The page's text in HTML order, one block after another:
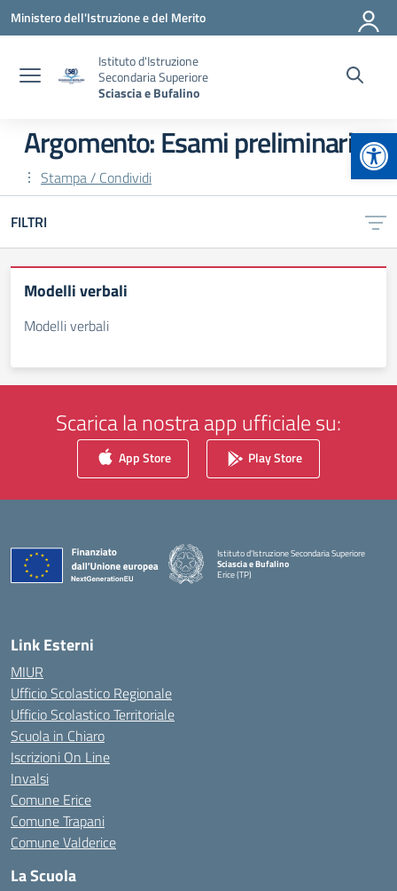
Vai ai contenuti
Vai al menu di navigazione
Vai al footer
Ministero dell'Istruzione e del Merito
Istituto d'Istruzione
Secondaria Superiore
Sciascia e Bufalino
Argomento: Esami preliminari
Stampa / Condividi
FILTRI
Modelli verbali
Modelli verbali
Scarica la nostra app ufficiale su:
App Store Play Store
Istituto d'Istruzione Secondaria Superiore
Sciascia e Bufalino
Erice (TP)
Link Esterni
MIUR
Ufficio Scolastico Regionale
Ufficio Scolastico Territoriale
Scuola in Chiaro
Iscrizioni On Line
Invalsi
Comune Erice
Comune Trapani
Comune Valderice
La Scuola